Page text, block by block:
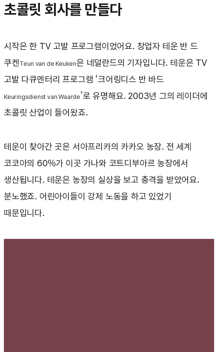
초콜릿 회사를 만들다
시작은 한 TV 고발 프로그램이었어요. 창업자 테운 반 드
쿠켄Teun van de Keuken은 네덜란드의 기자입니다. 테운은 TV
고발 다큐멘터리 프로그램 ‘크어링디스 반 바드
Keuringsdienst van Waarde’로 유명해요. 2003년 그의 레이더에
초콜릿 산업이 들어왔죠.
테운이 찾아간 곳은 서아프리카의 카카오 농장. 전 세계
코코아의 60%가 이곳 가나와 코트디부아르 농장에서
생산됩니다. 테운은 농장의 실상을 보고 충격을 받았어요.
분노했죠. 어린아이들이 강제 노동을 하고 있었기
때문입니다.